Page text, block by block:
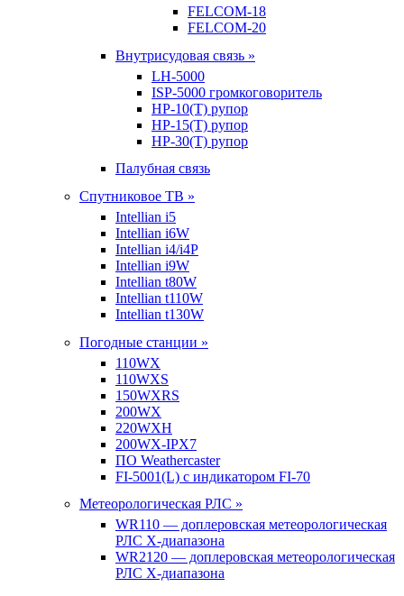
FELCOM-18
FELCOM-20
Внутрисудовая связь »
LH-5000
ISP-5000 громкоговоритель
HP-10(T) рупор
HP-15(T) рупор
HP-30(T) рупор
Палубная связь
Спутниковое ТВ »
Intellian i5
Intellian i6W
Intellian i4/i4P
Intellian i9W
Intellian t80W
Intellian t110W
Intellian t130W
Погодные станции »
110WX
110WXS
150WXRS
200WX
220WXH
200WX-IPX7
ПО Weathercaster
FI-5001(L) с индикатором FI-70
Метеорологическая РЛС »
WR110 — доплеровская метеорологическая
РЛС X-диапазона
WR2120 — доплеровская метеорологическая
РЛС X-диапазона